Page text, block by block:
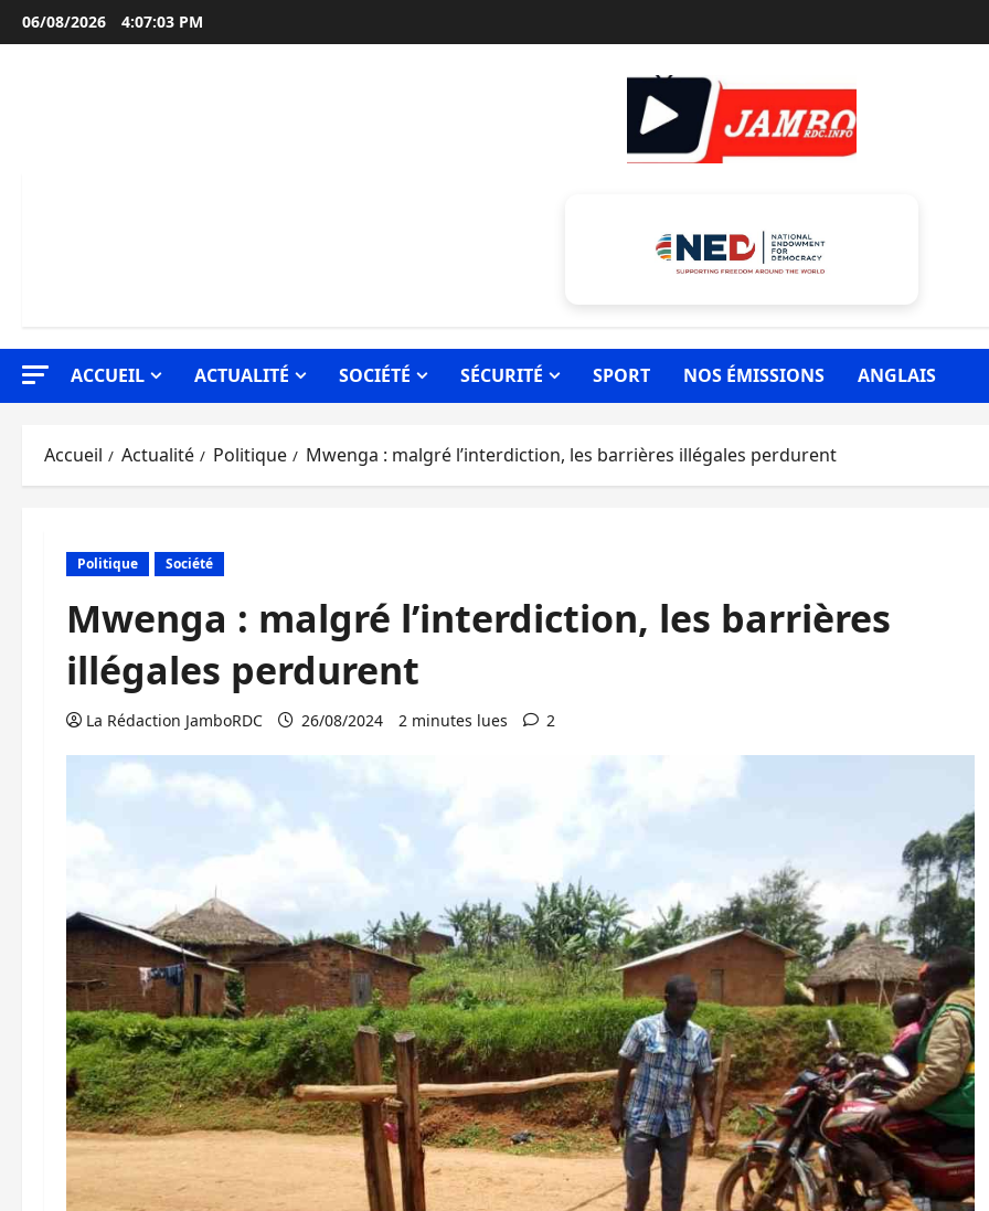
Aller
au
06/08/2026 4:07:05 PM
ACCUEIL ACTUALITÉ SOCIÉTÉ SÉCURITÉ SPORT NOS ÉMISSIONS ANGLAIS
Accueil Actualité Politique Mwenga : malgré l’interdiction, les barrières illégales perdurent
Politique Société
Mwenga : malgré l’interdiction, les barrières
illégales perdurent
La Rédaction JamboRDC 26/08/2024 2 minutes lues 2